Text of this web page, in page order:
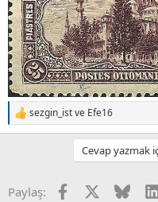
T
e
e
sezgin_istve Efe16
Cevap yazmak
Paylaş: FacebookX (Twitter)